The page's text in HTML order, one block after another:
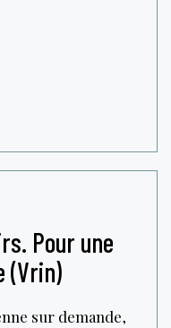
Pour une
(Vrin)
sur demande,